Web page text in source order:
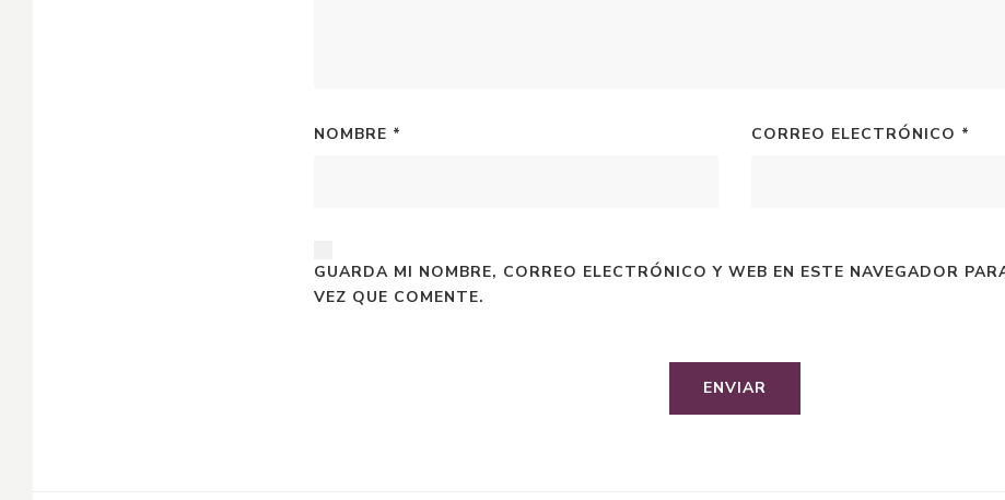
NOMBRE * CORREO ELECTRÓNICO *
GUARDA MI NOMBRE, CORREO ELECTRÓNICO Y WEB EN ESTE NAVEGADOR
VEZ QUE COMENTE.